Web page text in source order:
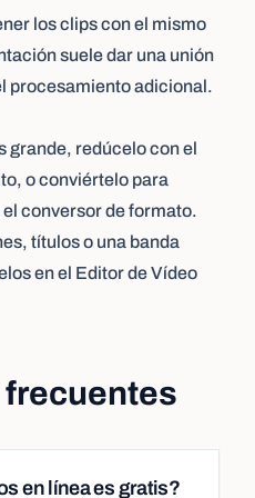
los clips con el mismo
suele dar una unión
procesamiento adicional.
grande, redúcelo con el
o conviértelo para
conversor de formato.
títulos o una banda
en el Editor de Vídeo
frecuentes
en línea es gratis?